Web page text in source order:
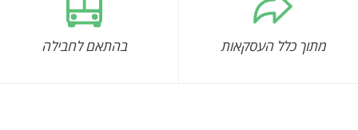
מתוך כלל העסקאות בהתאם לחבילה